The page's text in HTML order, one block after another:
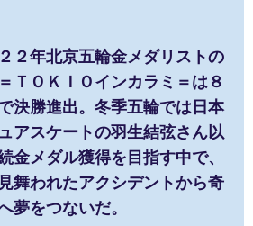
２年北京五輪金メダリストの
ＴＯＫＩＯインカラミ＝は８
決勝進出。冬季五輪では日本
アスケートの羽生結弦さん以
金メダル獲得を目指す中で、
舞われたアクシデントから奇
夢をつないだ。